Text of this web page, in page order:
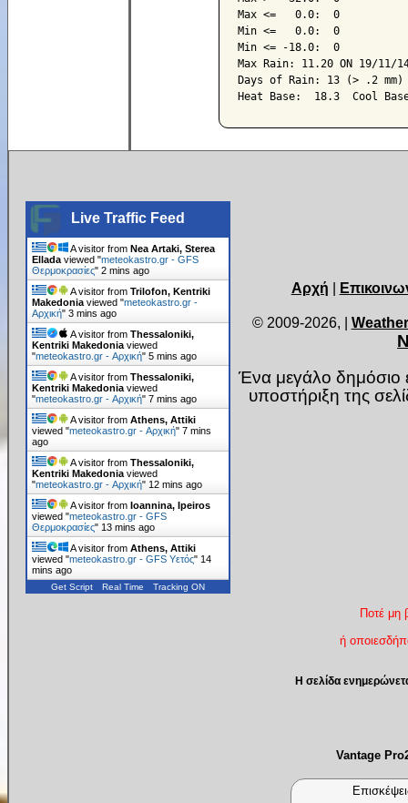
Max <=   0.0:  0
Min <=   0.0:  0
Min <= -18.0:  0
Max Rain: 11.20 ON 19/11/
Days of Rain: 13 (> .2 mm)
Live Traffic Feed
A visitor fromNea Artaki, Sterea
Ellada viewed "meteokastro.gr - GFS
Θερμοκρασίες"2 mins ago
A visitor fromTrilofon, Kentriki
Makedonia viewed "meteokastro.gr -
Αρχική"3 mins ago
A visitor fromThessaloniki,
Kentriki Makedonia viewed
"meteokastro.gr - Αρχική"5 mins ago
A visitor fromThessaloniki,
Kentriki Makedonia viewed
"meteokastro.gr - Αρχική"7 mins ago
A visitor fromAthens, Attiki
viewed "meteokastro.gr - Αρχική"7 mins
ago
A visitor fromThessaloniki,
Kentriki Makedonia viewed
"meteokastro.gr - Αρχική" 12 mins ago
A visitor fromIoannina, Ipeiros
viewed "meteokastro.gr - GFS
Θερμοκρασίες" 13 mins ago
A visitor fromAthens, Attiki
viewed "meteokastro.gr - GFS Υετός" 14
mins ago
Get Script Real Time Tracking ON
Αρχή |
© 2009-2026, |
Ένα μεγάλο δημόσιο
υποστήριξη της
Ποτέ μη
ή
Η σελίδα
Vantage